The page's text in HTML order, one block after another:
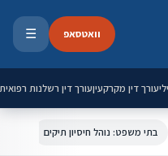
וואטסאפ ☰
עורך דין מקרקעיןעורך דין רשלנות רפואית
בתי משפט: נוהל חיסיון תיקים